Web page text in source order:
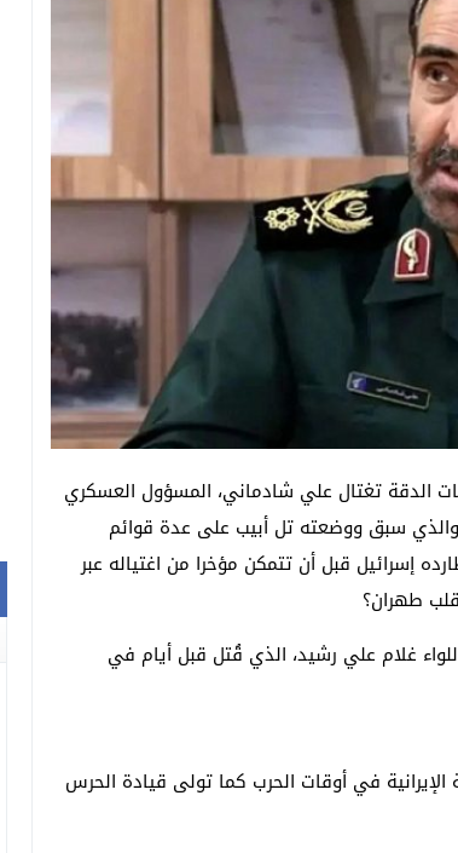
الدقة تغتال علي شادماني، المسؤول العسكري
والذي سبق ووضعته تل أبيب على عدة قوائم
إسرائيل قبل أن تتمكن مؤخرا من اغتياله عبر
طهران؟
غلام علي رشيد، الذي قُتل قبل أيام في
في أوقات الحرب كما تولى قيادة الحرس